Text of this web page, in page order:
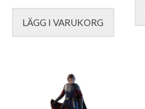
LÄGG I VARUKORG